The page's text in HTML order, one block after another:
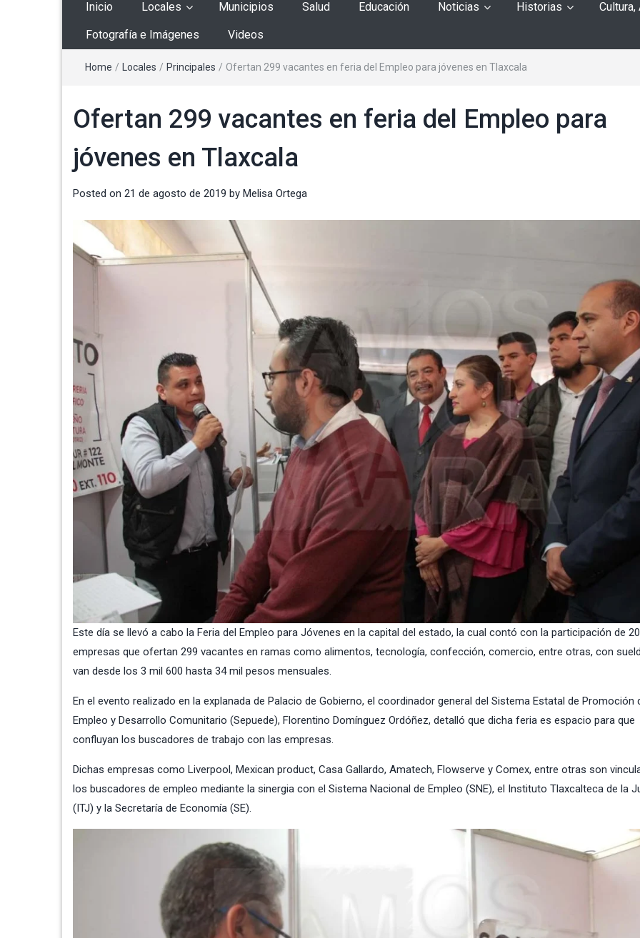
Inicio Locales Municipios Salud Educación Noticias Historias
Fotografía e Imágenes Videos
Home / Locales / Principales / Ofertan 299 vacantes en feria del Empleo para jóvenes en Tlaxcala
Ofertan 299 vacantes en feria del Empleo para
jóvenes en Tlaxcala
Posted on 21 de agosto de 2019 by Melisa Ortega
Este día se llevó a cabo la Feria del Empleo para Jóvenes en la capital del estado, la cual contó con la participación de 20
empresas que ofertan 299 vacantes en ramas como alimentos, tecnología, confección, comercio, entre otras, con
van desde los 3 mil 600 hasta 34 mil pesos mensuales.
En el evento realizado en la explanada de Palacio de Gobierno, el coordinador general del Sistema Estatal de Promoción
Empleo y Desarrollo Comunitario (Sepuede), Florentino Domínguez Ordóñez, detalló que dicha feria es espacio para que
confluyan los buscadores de trabajo con las empresas.
Dichas empresas como Liverpool, Mexican product, Casa Gallardo, Amatech, Flowserve y Comex, entre otras son
los buscadores de empleo mediante la sinergia con el Sistema Nacional de Empleo (SNE), el Instituto Tlaxcalteca de la
(ITJ) y la Secretaría de Economía (SE).